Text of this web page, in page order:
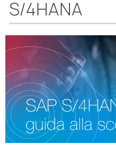
S/4HANA